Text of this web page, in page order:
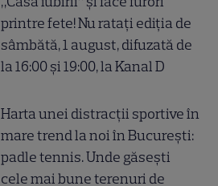
printre fete! Nu ratați ediția de
sâmbătă, 1 august, difuzată de
la 16:00 și 19:00, la Kanal D
Harta unei distracții sportive în
mare trend la noi în București:
padle tennis. Unde găsești
cele mai bune terenuri de